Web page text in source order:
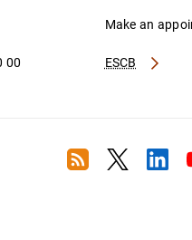
ESCB
Make an
00
RSS Twitter